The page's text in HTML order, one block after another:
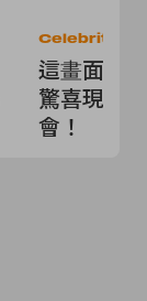
Celebrities
這畫面太
驚喜現身
會！